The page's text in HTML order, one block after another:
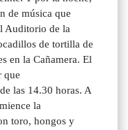
de música que
Auditorio de la
de tortilla de
en la Cañamera. El
que
las 14.30 horas. A
la
toro, hongos y